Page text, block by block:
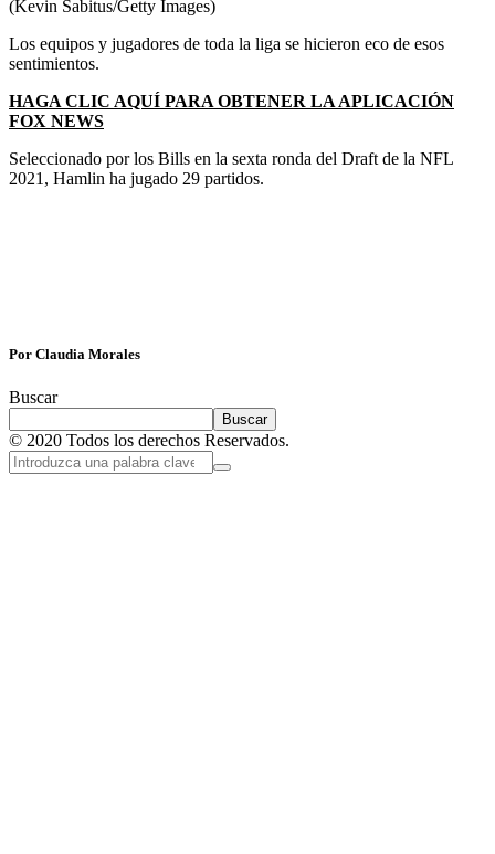
(Kevin Sabitus/Getty Images)
Los equipos y jugadores de toda la liga se hicieron eco de esos
sentimientos.
HAGA CLIC AQUÍ PARA OBTENER LA APLICACIÓN
FOX NEWS
Seleccionado por los Bills en la sexta ronda del Draft de la NFL
2021, Hamlin ha jugado 29 partidos.
Por Claudia Morales
Buscar
Buscar
© 2020 Todos los derechos Reservados.